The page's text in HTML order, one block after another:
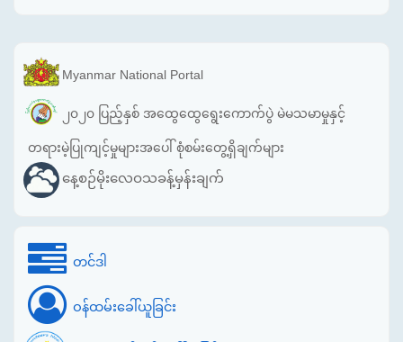
Myanmar National Portal
၂၀၂၀ ပြည့်နှစ် အထွေထွေရွေးကောက်ပွဲ မဲမသမာမှုနှင့်
တရားမဲ့ပြုကျင့်မှုများအပေါ် စုံစမ်းတွေ့ရှိချက်များ
နေ့စဉ်မိုးလေဝသခန့်မှန်းချက်
တင်ဒါ
ဝန်ထမ်းခေါ်ယူခြင်း